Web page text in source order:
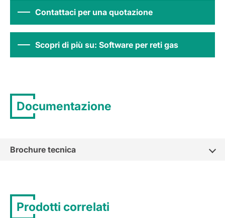
Contattaci per una quotazione
Scopri di più su: Software per reti gas
Documentazione
Brochure tecnica
Prodotti correlati